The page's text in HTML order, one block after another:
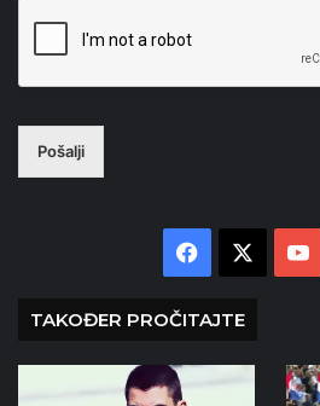
Pošalji
Facebook
TAKOĐER PROČITAJTE